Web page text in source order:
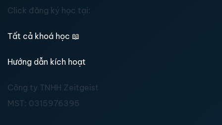
Click đăng ký học tại:
Tất cả khoá học 📖
Hướng dẫn kích hoạt
Công ty TNHH Zeitgeist
MST: 0315976395